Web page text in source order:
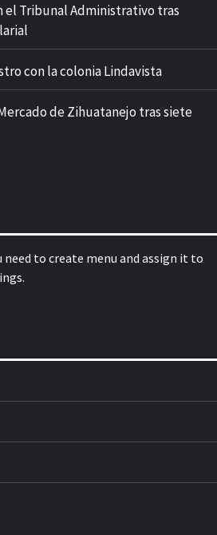
el Tribunal Administrativo tras
con la colonia Lindavista
de Zihuatanejo tras siete
need to create menu and assign it to